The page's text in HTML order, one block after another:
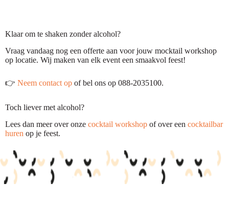
Klaar om te shaken zonder alcohol?
Vraag vandaag nog een offerte aan voor jouw mocktail workshop
op locatie. Wij maken van elk event een smaakvol feest!
👉 Neem contact op of bel ons op 088-2035100.
Toch liever met alcohol?
Lees dan meer over onze cocktail workshop of over een cocktailbar
huren op je feest.